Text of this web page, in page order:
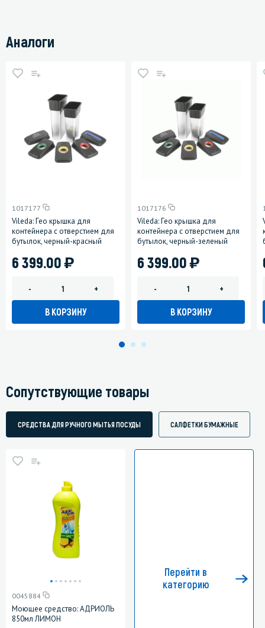
Аналоги
1017177
Vileda: Гео крышка для
контейнера с отверстием для
бутылок, черный-красный
6 399.00)
- +
В КОРЗИНУ
1017176
Vileda: Гео крышка для
контейнера с отверстием для
бутылок, черный-зеленый
6 399.00)
- +
В КОРЗИНУ
Сопутствующие товары
СРЕДСТВА ДЛЯ РУЧНОГО МЫТЬЯ ПОСУДЫ САЛФЕТКИ БУМАЖНЫЕ
0045884
Моющее средство: АДРИОЛЬ
850мл ЛИМОН
Перейти в
категорию